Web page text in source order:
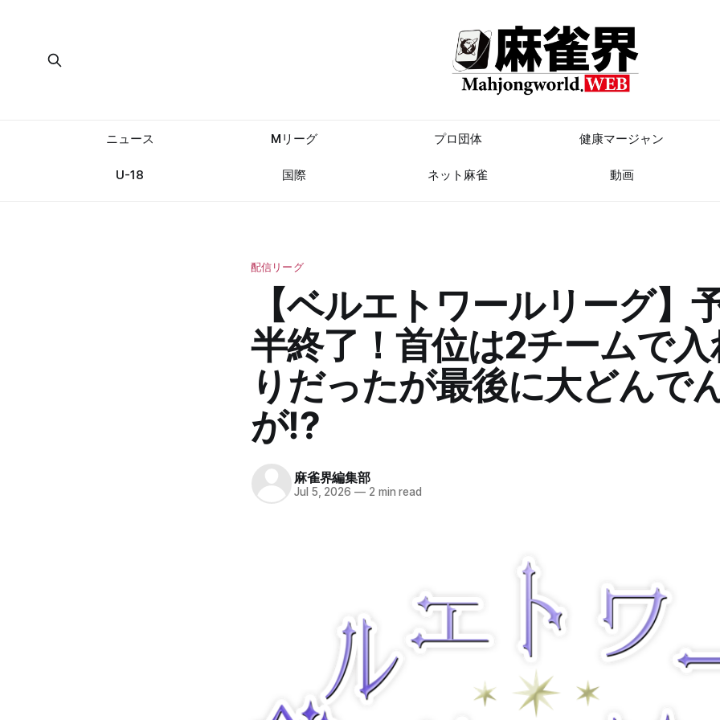
ニュース Mリーグ プロ団体 健康マージャン
U-18 国際 ネット麻雀 動画
配信リーグ
【ベルエトワールリーグ】
半終了！首位は2チームで
りだったが最後に大どんで
が⁉
麻雀界編集部
Jul 5, 2026 —2 min read